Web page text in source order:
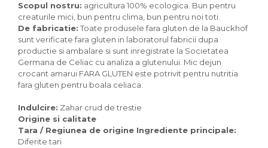
Sosuri bio
Produse din tomate
Ketchup bio
Sosuri bio din tomate
Sucuri si bauturi bio
Lapte bio si bauturi vegetale
Sucuri din fructe si legume bio
Superalimente
Scopul nostru: agricultura 100% ecologica. Bun pentru
creaturile mici, bun pentru clima, bun pentru noi toti.
De fabricatie: Toate produsele fara gluten de la Bauckhof
sunt verificate fara gluten in laboratorul fabricii dupa
productie si ambalare si sunt inregistrate la Societatea
Germana de Celiac cu analiza a glutenului. Mic dejun
crocant amarui FARA GLUTEN este potrivit pentru nutritia
fara gluten pentru boala celiaca.
Indulcire: Zahar crud de trestie
Origine si calitate
Tara / Regiunea de origine Ingrediente principale:
Diferite tari